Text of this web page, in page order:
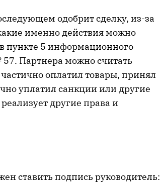
одобрит сделку, из-за
именно действия можно
пункте 5 информационного
Партнера можно считать
оплатил товары, принял
уплатил санкции или другие
другие права и
ставить подпись руководитель: